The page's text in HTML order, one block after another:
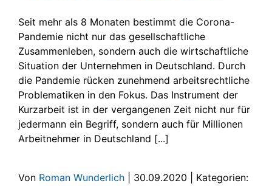
Seit mehr als 8 Monaten bestimmt die Corona-
Pandemie nicht nur das gesellschaftliche
Zusammenleben, sondern auch die wirtschaftliche
Situation der Unternehmen in Deutschland. Durch
die Pandemie rücken zunehmend arbeitsrechtliche
Problematiken in den Fokus. Das Instrument der
Kurzarbeit ist in der vergangenen Zeit nicht nur für
jedermann ein Begriff, sondern auch für Millionen
Arbeitnehmer in Deutschland [...]
Von Roman Wunderlich 30.09.2020
Kategorien: